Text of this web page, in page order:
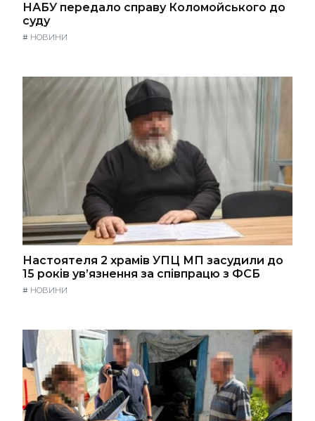
НАБУ передало справу Коломойського до
суду
# НОВИНИ
Настоятеля 2 храмів УПЦ МП засудили до
15 років ув’язнення за співпрацю з ФСБ
# НОВИНИ